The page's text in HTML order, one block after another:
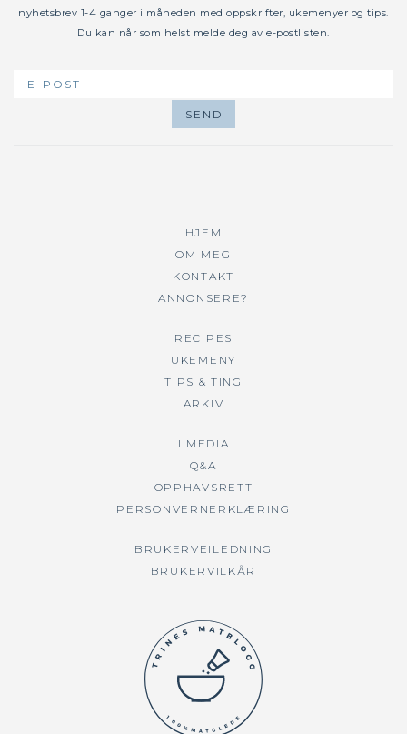
nyhetsbrev 1-4 ganger i måneden med oppskrifter, ukemenyer og tips.
Du kan når som helst melde deg av e-postlisten.
HJEM
OM MEG
KONTAKT
ANNONSERE?
RECIPES
UKEMENY
TIPS & TING
ARKIV
I MEDIA
Q&A
OPPHAVSRETT
PERSONVERNERKLÆRING
BRUKERVEILEDNING
BRUKERVILKÅR